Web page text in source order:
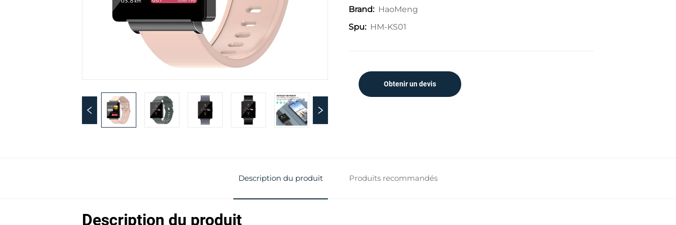
Brand: HaoMeng
Spu: HM-KS01
Obtenir un devis
Description du produit Produits recommandés
Description du produit